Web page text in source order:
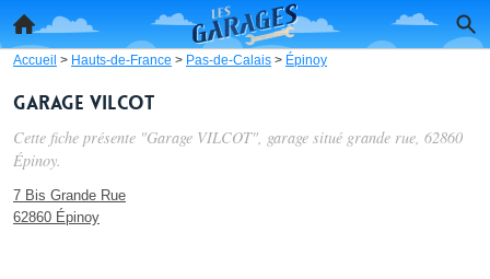
Accueil > Hauts-de-France > Pas-de-Calais > Épinoy
Garage VILCOT
Cette fiche présente "Garage VILCOT", garage situé grande rue, 62860
Épinoy.
7 Bis Grande Rue
62860 Épinoy